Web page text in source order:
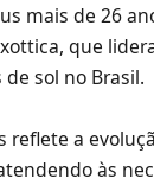
mais de 26
que
sol no Brasil.
reflete a
às